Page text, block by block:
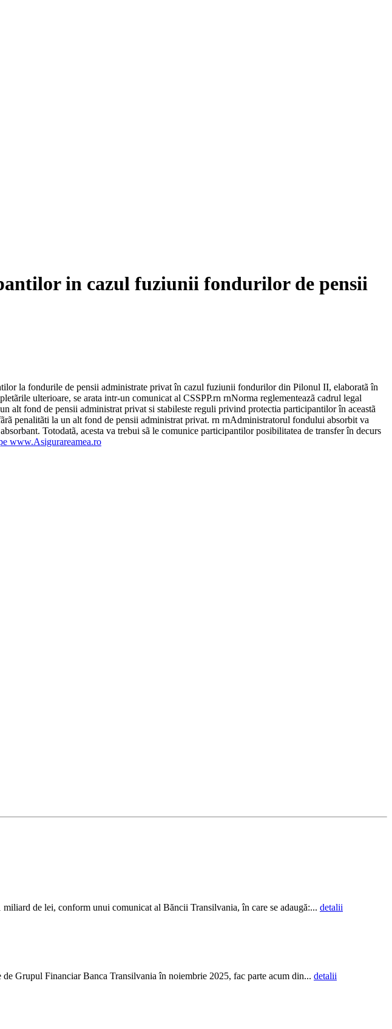
in cazul fuziunii fondurilor de pensii
la fondurile de pensii administrate privat în cazul fuziunii fondurilor din Pilonul II, elaboratã în
ulterioare, se arata intr-un comunicat al CSSPP.rn rnNorma reglementeazã cadrul legal
alt fond de pensii administrat privat si stabileste reguli privind protectia participantilor în aceastã
penalitãti la un alt fond de pensii administrat privat. rn rnAdministratorul fondului absorbit va
Totodatã, acesta va trebui sã le comunice participantilor posibilitatea de transfer în decurs
www.Asigurareamea.ro
de lei, conform unui comunicat al Băncii Transilvania, în care se adaugă:... detalii
Grupul Financiar Banca Transilvania în noiembrie 2025, fac parte acum din... detalii